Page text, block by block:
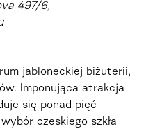
497/6,
jabloneckiej biżuterii,
Imponująca atrakcja
się ponad pięć
czeskiego szkła